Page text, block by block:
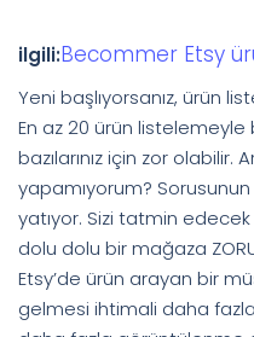
ilgili:Becommer Etsy
Yeni başlıyorsanız, ürün
En az 20 ürün listelemeyle
bazılarınız için zor olabilir.
yapamıyorum?
yatıyor. Sizi tatmin
dolu dolu bir mağaza
Etsy’de ürün arayan bir
gelmesi ihtimali daha